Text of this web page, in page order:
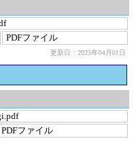
PDFファイル
更新日：2025年04月01日
PDFファイル